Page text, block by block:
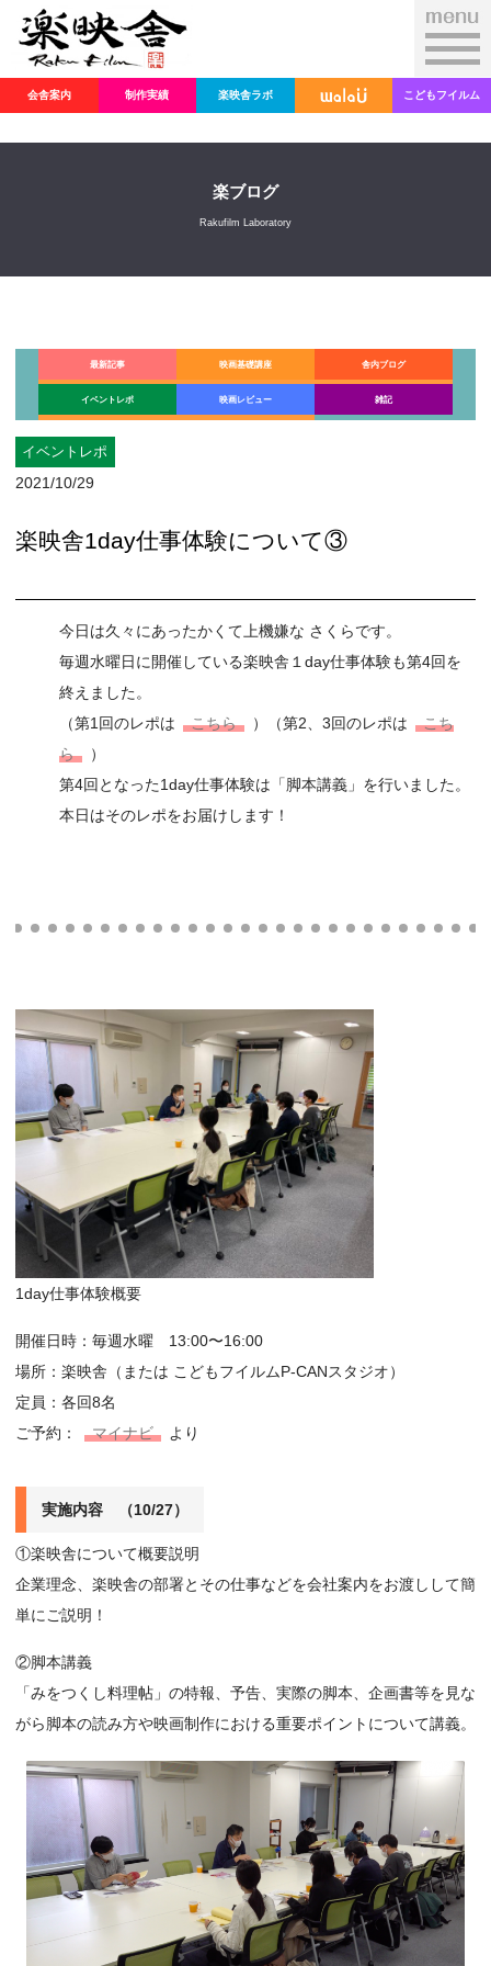
会舎案内 制作実績 楽映舎ラボ こどもフイルム
楽ブログ
Rakufilm Laboratory
最新記事 映画基礎講座 舎内ブログ
イベントレポ 映画レビュー 雑記
イベントレポ
2021/10/29
楽映舎1day仕事体験について③
今日は久々にあったかくて上機嫌な さくらです。
毎週水曜日に開催している楽映舎１day仕事体験も第4回を
終えました。
（第1回のレポは
こちら ）（第2、3回のレポは
こち
ら
）
第4回となった1day仕事体験は「脚本講義」を行いました。
本日はそのレポをお届けします！
1day仕事体験概要
開催日時：毎週水曜 13:00〜16:00
場所：楽映舎（または こどもフイルムP-CANスタジオ）
定員：各回8名
ご予約：
マイナビ より
実施内容 （10/27）
①楽映舎について概要説明
企業理念、楽映舎の部署とその仕事などを会社案内をお渡しして簡
単にご説明！
②脚本講義
「みをつくし料理帖」の特報、予告、実際の脚本、企画書等を見な
がら脚本の読み方や映画制作における重要ポイントについて講義。